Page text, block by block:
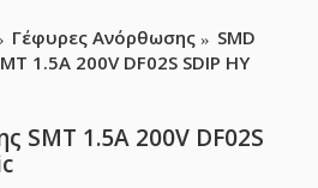
Γέφυρες Ανόρθωσης
SMD
1.5A 200V DF02S SDIP HY
SMT 1.5A 200V DF02S